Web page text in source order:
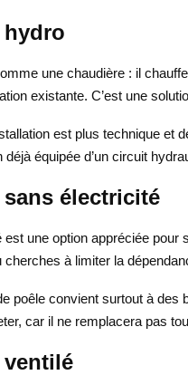
hydro
une chaudière : il
existante. C’est une
est plus technique et
équipée d’un circuit
électricité
une option appréciée
à limiter la
poêle convient surtout à
car il ne remplacera pas
ventilé